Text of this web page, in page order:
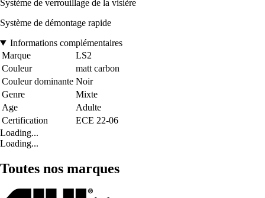
Système de verrouillage de la visière
Système de démontage rapide
Informations complémentaires
Marque
LS2
Couleur
matt carbon
Couleur dominante Noir
Genre
Mixte
Age
Adulte
Certification
ECE 22-06
Loading...
Loading...
Toutes nos marques